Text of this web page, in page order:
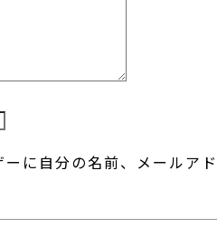
に自分の名前、メールア